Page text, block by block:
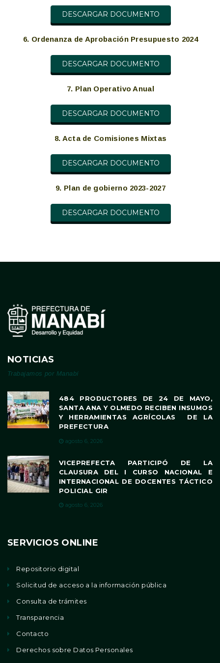
DESCARGAR DOCUMENTO
6. Ordenanza de Aprobación Presupuesto 2024
DESCARGAR DOCUMENTO
7. Plan Operativo Anual
DESCARGAR DOCUMENTO
8. Acta de Comisiones Mixtas
DESCARGAR DOCUMENTO
9. Plan de gobierno 2023-2027
DESCARGAR DOCUMENTO
NOTICIAS
Trabajamos por Manabí
484 PRODUCTORES DE 24 DE MAYO,
SANTA ANA Y OLMEDO RECIBEN INSUMOS
Y HERRAMIENTAS AGRÍCOLAS DE LA
PREFECTURA
agosto 6, 2026
VICEPREFECTA PARTICIPÓ DE LA
CLAUSURA DEL I CURSO NACIONAL E
INTERNACIONAL DE DOCENTES TÁCTICO
POLICIAL GIR
agosto 6, 2026
SERVICIOS ONLINE
Repositorio digital
Solicitud de acceso a la información pública
Consulta de trámites
Transparencia
Contacto
Derechos sobre Datos Personales